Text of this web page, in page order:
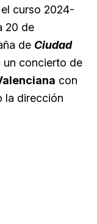
el curso 2024-
20 de
de Ciudad
un concierto de
con
la dirección